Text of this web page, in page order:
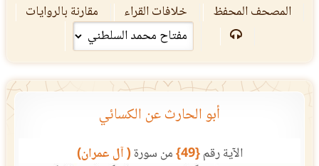
المصحف المحفظ خلافات القراء مقارنة بالروايات
أبو الحارث عن الكسائي
الآية رقم{49} من سورة( آل عمران)